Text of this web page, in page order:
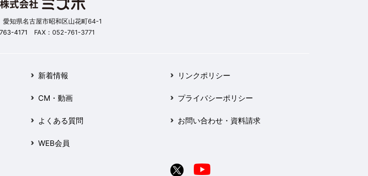
知県名古屋市昭和区山花町64-1
4171 FAX：052-761-3771
新着情報
CM・動画
よくある質問
WEB会員
リンクポリシー
プライバシーポリシー
お問い合わせ・資料請求